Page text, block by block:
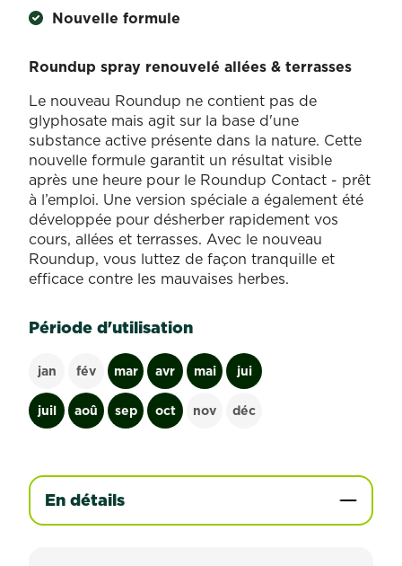
Nouvelle formule
Roundup spray renouvelé allées & terrasses
Le nouveau Roundup ne contient pas de
glyphosate mais agit sur la base d'une
substance active présente dans la nature. Cette
nouvelle formule garantit un résultat visible
après une heure pour le Roundup Contact - prêt
à l’emploi. Une version spéciale a également été
développée pour désherber rapidement vos
cours, allées et terrasses. Avec le nouveau
Roundup, vous luttez de façon tranquille et
efficace contre les mauvaises herbes.
Période d'utilisation
jan fév mar avr mai jui
juil aoû sep oct nov déc
En détails